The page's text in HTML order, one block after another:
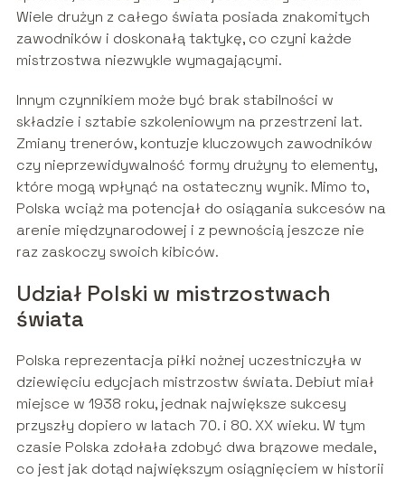
Wiele drużyn z całego świata posiada znakomitych
zawodników i doskonałą taktykę, co czyni każde
mistrzostwa niezwykle wymagającymi.
Innym czynnikiem może być brak stabilności w
składzie i sztabie szkoleniowym na przestrzeni lat.
Zmiany trenerów, kontuzje kluczowych zawodników
czy nieprzewidywalność formy drużyny to elementy,
które mogą wpłynąć na ostateczny wynik. Mimo to,
Polska wciąż ma potencjał do osiągania sukcesów na
arenie międzynarodowej i z pewnością jeszcze nie
raz zaskoczy swoich kibiców.
Udział Polski w mistrzostwach
świata
Polska reprezentacja piłki nożnej uczestniczyła w
dziewięciu edycjach mistrzostw świata. Debiut miał
miejsce w 1938 roku, jednak największe sukcesy
przyszły dopiero w latach 70. i 80. XX wieku. W tym
czasie Polska zdołała zdobyć dwa brązowe medale,
co jest jak dotąd największym osiągnięciem w historii